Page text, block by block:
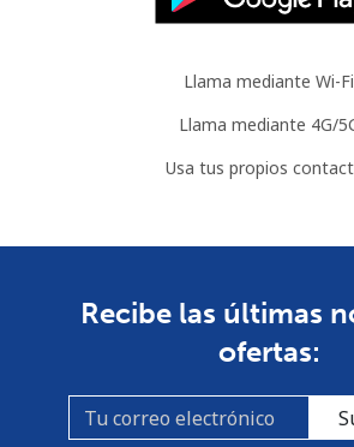
Llama mediante Wi-Fi
Llama mediante 4G/
Usa tus propios
Recibe las últimas
ofertas: